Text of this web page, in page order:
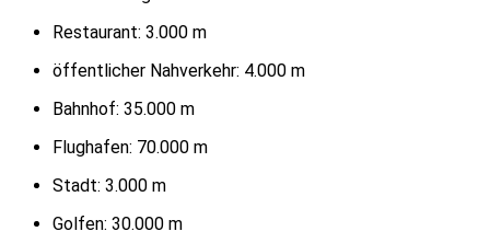
Restaurant: 3.000 m
öffentlicher Nahverkehr: 4.000 m
Bahnhof: 35.000 m
Flughafen: 70.000 m
Stadt: 3.000 m
Golfen: 30.000 m